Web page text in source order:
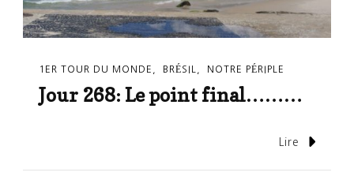
1ER TOUR DU MONDE BRÉSIL NOTRE PÉRIPLE
Jour 268: Le point final………
Lire